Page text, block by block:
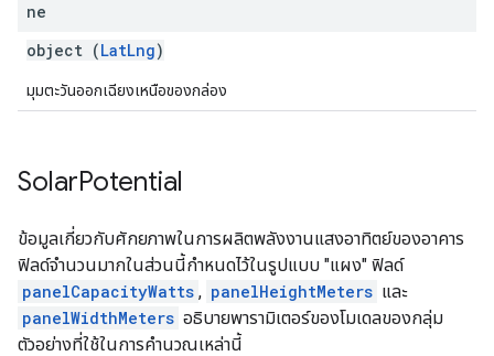
ne
object (LatLng)
มุมตะวันออกเฉียงเหนือของกล่อง
SolarPotential
ข้อมูลเกี่ยวกับศักยภาพในการผลิตพลังงานแสงอาทิตย์ของอาคาร
ฟิลด์จำนวนมากในส่วนนี้กำหนดไว้ในรูปแบบ "แผง" ฟิลด์
panelCapacityWatts , panelHeightMeters และ
panelWidthMeters อธิบายพารามิเตอร์ของโมเดลของกลุ่ม
ตัวอย่างที่ใช้ในการคำนวณเหล่านี้